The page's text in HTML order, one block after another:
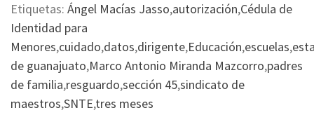
Etiquetas: Ángel Macías Jasso,autorización,Cédula de
Identidad para
Menores,cuidado,datos,dirigente,Educación,escuelas,
de guanajuato,Marco Antonio Miranda Mazcorro,padres
de familia,resguardo,sección 45,sindicato de
maestros,SNTE,tres meses